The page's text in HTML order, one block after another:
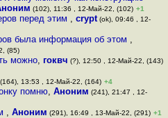
(102), 11:36 , 12-Май-22, (102) +1
перед этим , crypt(ok), 09:46 , 12-
была информация об этом ,
(85)
можно, гоквч (?), 12:50 , 12-Май-22, (143)
(164), 13:53 , 12-Май-22, (164) +4
помню, Аноним (241), 21:47 , 12-
, Аноним (291), 16:49 , 13-Май-22, (291) +1